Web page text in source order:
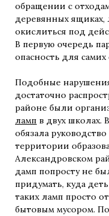
обращении с
деревянных ящиках,
окислиться под
В первую очередь
опасность для
Подобные
достаточно
районе были
ламп в двух школах.
обязала
территории
Александровском
дамп попросту не
придумать, куда
таких ламп просто
бытовым мусором.